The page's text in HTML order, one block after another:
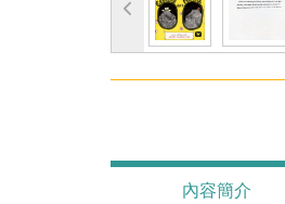
內容簡介